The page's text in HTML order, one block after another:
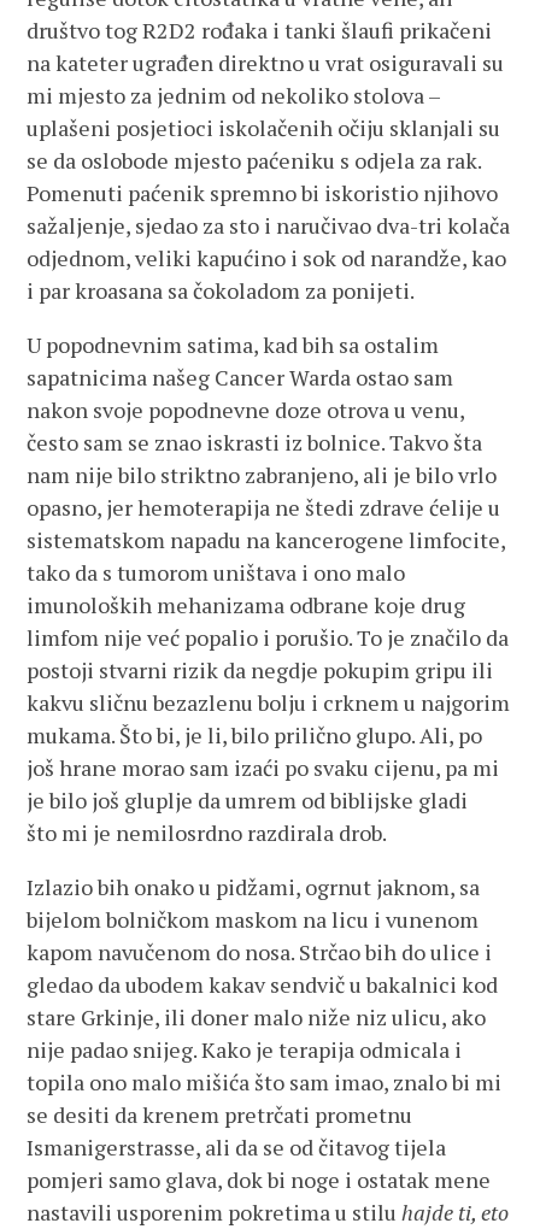
društvo tog R2D2 rođaka i tanki šlaufi prikačeni
na kateter ugrađen direktno u vrat osiguravali su
mi mjesto za jednim od nekoliko stolova –
uplašeni posjetioci iskolačenih očiju sklanjali su
se da oslobode mjesto paćeniku s odjela za rak.
Pomenuti paćenik spremno bi iskoristio njihovo
sažaljenje, sjedao za sto i naručivao dva-tri kolača
odjednom, veliki kapućino i sok od narandže, kao
i par kroasana sa čokoladom za ponijeti.
U popodnevnim satima, kad bih sa ostalim
sapatnicima našeg Cancer Warda ostao sam
nakon svoje popodnevne doze otrova u venu,
često sam se znao iskrasti iz bolnice. Takvo šta
nam nije bilo striktno zabranjeno, ali je bilo vrlo
opasno, jer hemoterapija ne štedi zdrave ćelije u
sistematskom napadu na kancerogene limfocite,
tako da s tumorom uništava i ono malo
imunoloških mehanizama odbrane koje drug
limfom nije već popalio i porušio. To je značilo da
postoji stvarni rizik da negdje pokupim gripu ili
kakvu sličnu bezazlenu bolju i crknem u najgorim
mukama. Što bi, je li, bilo prilično glupo. Ali, po
još hrane morao sam izaći po svaku cijenu, pa mi
je bilo još gluplje da umrem od biblijske gladi
što mi je nemilosrdno razdirala drob.
Izlazio bih onako u pidžami, ogrnut jaknom, sa
bijelom bolničkom maskom na licu i vunenom
kapom navučenom do nosa. Strčao bih do ulice i
gledao da ubodem kakav sendvič u bakalnici kod
stare Grkinje, ili doner malo niže niz ulicu, ako
nije padao snijeg. Kako je terapija odmicala i
topila ono malo mišića što sam imao, znalo bi mi
se desiti da krenem pretrčati prometnu
Ismanigerstrasse, ali da se od čitavog tijela
pomjeri samo glava, dok bi noge i ostatak mene
nastavili usporenim pokretima u stiluhajde ti, eto